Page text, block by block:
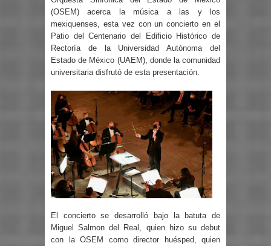
(OSEM) acerca la música a las y los
mexiquenses, esta vez con un concierto en el
Patio del Centenario del Edificio Histórico de
Rectoría de la Universidad Autónoma del
Estado de México (UAEM), donde la comunidad
universitaria disfrutó de esta presentación.
El concierto se desarrolló bajo la batuta de
Miguel Salmon del Real, quien hizo su debut
con la OSEM como director huésped, quien